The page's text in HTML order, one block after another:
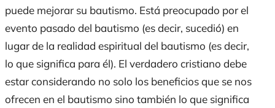
puede mejorar su bautismo. Está preocupado por el
evento pasado del bautismo (es decir, sucedió) en
lugar de la realidad espiritual del bautismo (es decir,
lo que significa para él). El verdadero cristiano debe
estar considerando no solo los beneficios que se nos
ofrecen en el bautismo sino también lo que significa